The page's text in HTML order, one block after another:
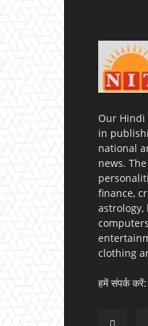
Our Hindi
in
national
news.
finance,
astrology,
clothing
हमें संपर्क करें: